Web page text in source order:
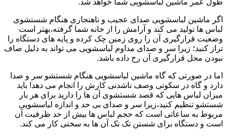
اگر ماشین لباسشویی صدای عجیب و ناهنجاری هنگام شستشوی
لباس ها تولید می کند و آرامش را از خانه شما گرفته،بهتر است
وضعیت قرارگیری آن را روی زمین چک کرده و پایه های دستگاه را
تراز کنید؛ زیرا سر و صدای مداوم لباسشویی می تواند به دلیل صاف
نبودن محل قرارگیری آن رخ داده باشد.
اما در صورتی که گاه ماشین لباسشویی هنگام شستشو سر و صدا
دارد و گاه در سکوتی وصف ناشدنی کارش را انجام می دهد! باید
میزان لباس هایی که قصد شستشوی آن ها را دارید برای هر بار
شستشو تنظیم کنید،زیرا سر و صدای بی حد و اندازه لباسشویی
مربوط به ساعاتی است که حجم لباس ها بیش از حد ظرفیت آن
است و دستگاه برای شستن تک تک آن ها به سختی کار می کند.